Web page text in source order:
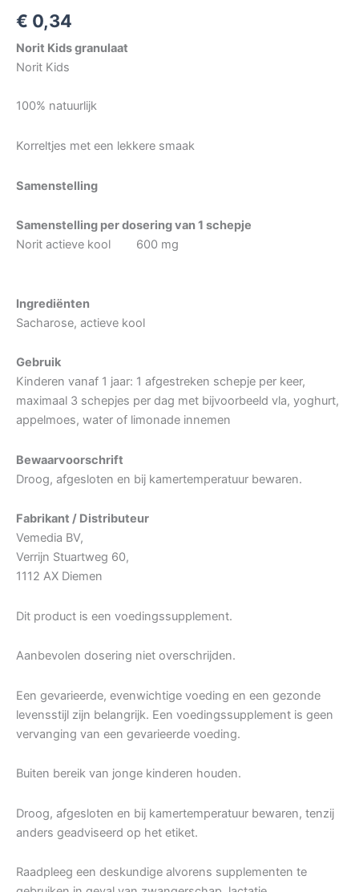
€ 0,34
Norit Kids granulaat
Norit Kids
100% natuurlijk
Korreltjes met een lekkere smaak
Samenstelling
Samenstelling per dosering van 1 schepje
Norit actieve kool 600 mg
Ingrediënten
Sacharose, actieve kool
Gebruik
Kinderen vanaf 1 jaar: 1 afgestreken schepje per keer,
maximaal 3 schepjes per dag met bijvoorbeeld vla, yoghurt,
appelmoes, water of limonade innemen
Bewaarvoorschrift
Droog, afgesloten en bij kamertemperatuur bewaren.
Fabrikant / Distributeur
Vemedia BV,
Verrijn Stuartweg 60,
1112 AX Diemen
Dit product is een voedingssupplement.
Aanbevolen dosering niet overschrijden.
Een gevarieerde, evenwichtige voeding en een gezonde
levensstijl zijn belangrijk. Een voedingssupplement is geen
vervanging van een gevarieerde voeding.
Buiten bereik van jonge kinderen houden.
Droog, afgesloten en bij kamertemperatuur bewaren, tenzij
anders geadviseerd op het etiket.
Raadpleeg een deskundige alvorens supplementen te